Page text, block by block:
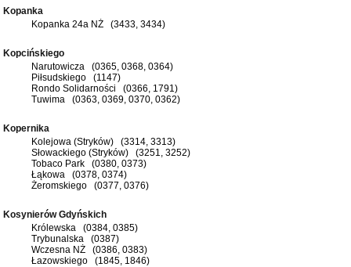
Kopanka
Kopanka 24a NŻ (3433, 3434)
Kopcińskiego
Narutowicza (0365, 0368, 0364)
Piłsudskiego (1147)
Rondo Solidarności (0366, 1791)
Tuwima (0363, 0369, 0370, 0362)
Kopernika
Kolejowa (Stryków) (3314, 3313)
Słowackiego (Stryków) (3251, 3252)
Tobaco Park (0380, 0373)
Łąkowa (0378, 0374)
Żeromskiego (0377, 0376)
Kosynierów Gdyńskich
Królewska (0384, 0385)
Trybunalska (0387)
Wczesna NŻ (0386, 0383)
Łazowskiego (1845, 1846)